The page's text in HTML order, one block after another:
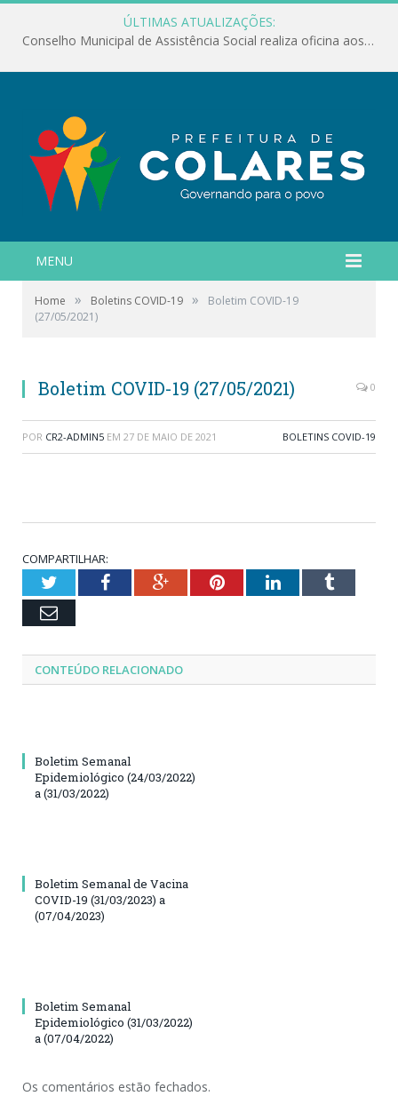
ÚLTIMAS ATUALIZAÇÕES:
Conselho Municipal de Assistência Social realiza oficina aos servidores
MENU
Home » Boletins COVID-19 »
Boletim COVID-19
(27/05/2021)
Boletim COVID-19 (27/05/2021) 0
POR CR2-ADMIN5 EM 27 DE MAIO DE 2021 BOLETINS COVID-19
COMPARTILHAR:
TwitterFacebookGoogle+PinterestLinkedInTumblr
Email
CONTEÚDO RELACIONADO
Boletim Semanal
Epidemiológico (24/03/2022)
a (31/03/2022)
Boletim Semanal de Vacina
COVID-19 (31/03/2023) a
(07/04/2023)
Boletim Semanal
Epidemiológico (31/03/2022)
a (07/04/2022)
Os comentários estão fechados.